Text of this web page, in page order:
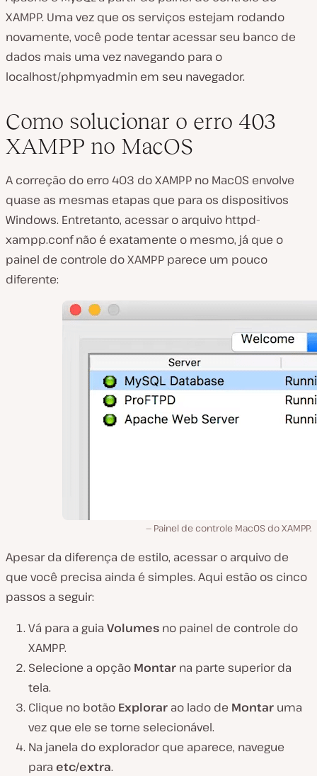
XAMPP. Uma vez que os serviços estejam rodando
novamente, você pode tentar acessar seu banco de
dados mais uma vez navegando para o
localhost/phpmyadmin em seu navegador.
Como solucionar o erro 403
XAMPP no MacOS
A correção do erro 403 do XAMPP no MacOS envolve
quase as mesmas etapas que para os dispositivos
Windows. Entretanto, acessar o arquivo httpd-
xampp.confnão é exatamente o mesmo, já que o
painel de controle do XAMPP parece um pouco
diferente:
Painel de controle MacOS do XAMPP.
Apesar da diferença de estilo, acessar o arquivo de
que você precisa ainda é simples. Aqui estão os cinco
passos a seguir:
Vá para a guia Volumes no painel de controle do
XAMPP.
Selecione a opção Montar na parte superior da
tela.
Clique no botão Explorar ao lado de Montar uma
vez que ele se torne selecionável.
Na janela do explorador que aparece, navegue
para etc/extra.